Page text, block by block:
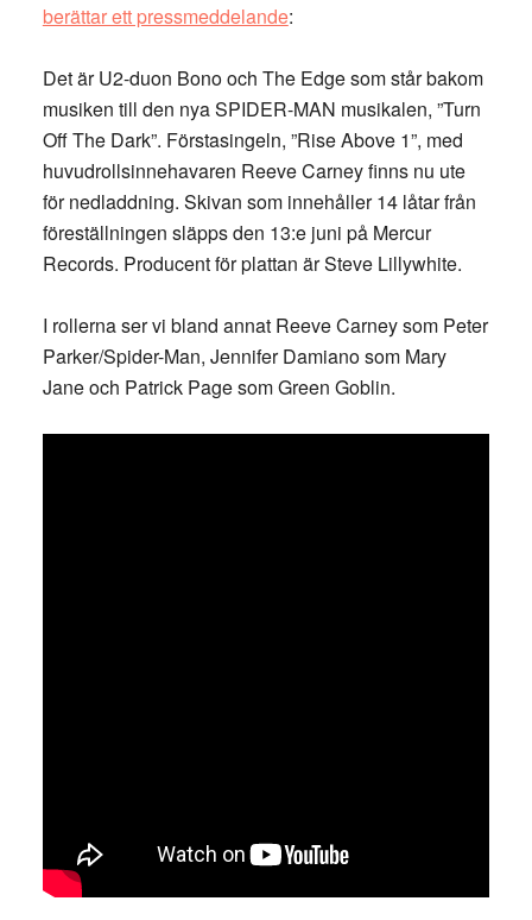
berättar ett pressmeddelande:
Det är U2-duon Bono och The Edge som står bakom
musiken till den nya SPIDER-MAN musikalen, ”Turn
Off The Dark”. Förstasingeln, ”Rise Above 1”, med
huvudrollsinnehavaren Reeve Carney finns nu ute
för nedladdning. Skivan som innehåller 14 låtar från
föreställningen släpps den 13:e juni på Mercur
Records. Producent för plattan är Steve Lillywhite.
I rollerna ser vi bland annat Reeve Carney som Peter
Parker/Spider-Man, Jennifer Damiano som Mary
Jane och Patrick Page som Green Goblin.